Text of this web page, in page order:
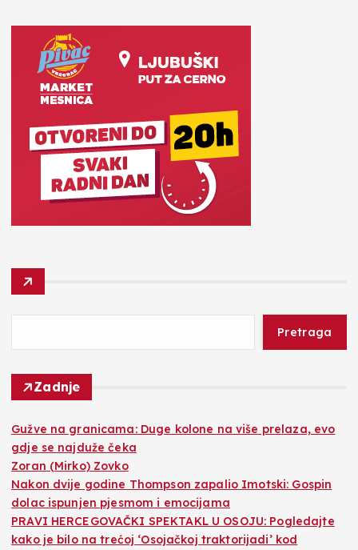
Pretraga
Zadnje
Gužve na granicama: Duge kolone na više prelaza, evo
gdje se najduže čeka
Zoran (Mirko) Zovko
Nakon dvije godine Thompson zapalio Imotski: Gospin
dolac ispunjen pjesmom i emocijama
PRAVI HERCEGOVAČKI SPEKTAKL U OSOJU: Pogledajte
kako je bilo na trećoj ‘Osojačkoj traktorijadi’ kod